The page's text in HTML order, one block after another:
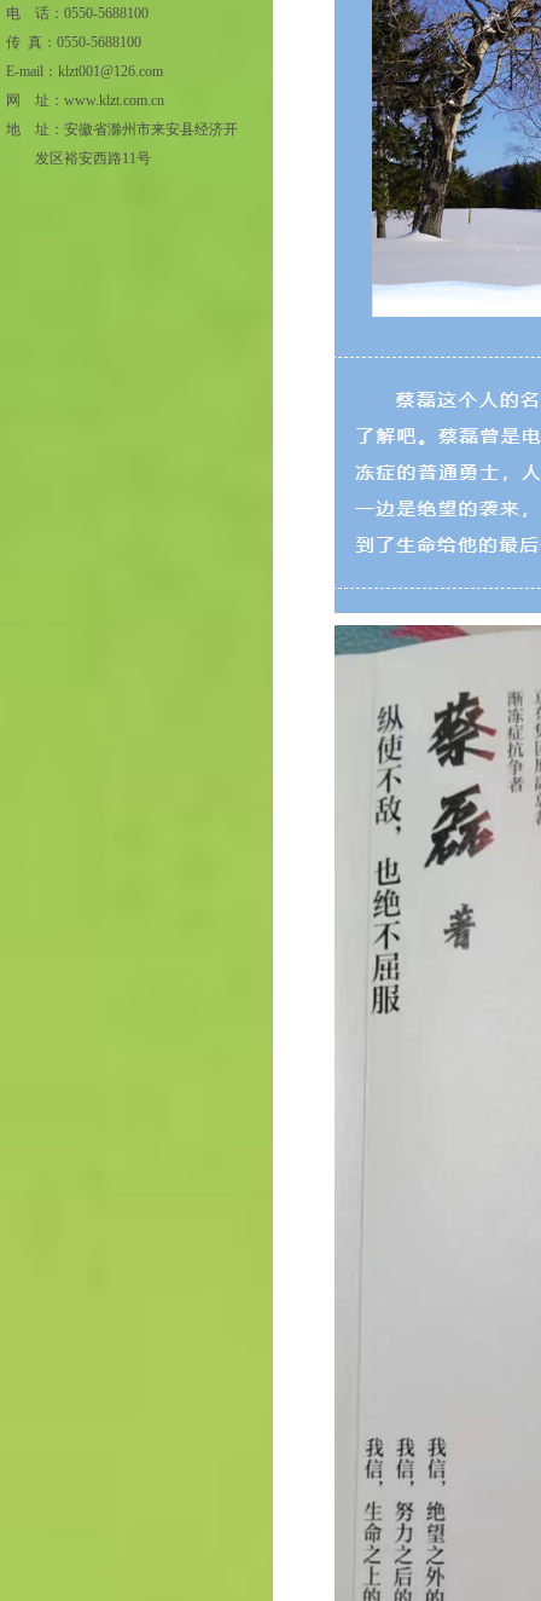
电 话：0550-5688100
传 真：0550-5688100
E-mail：klzt001@126.com
网 址：www.klzt.com.cn
地 址： 安徽省滁州市来安县经济开
发区裕安西路11号